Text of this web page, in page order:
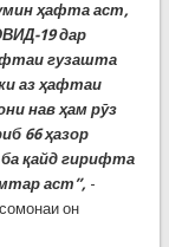
ҳафта аст,
19 дар
гузашта
аз ҳафтаи
нав ҳам рӯз
66 ҳазор
ба қайд гирифта
аст”, -
он